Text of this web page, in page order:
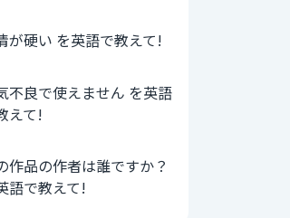
が硬い を英語で教えて!
不良で使えません を英語
えて!
作品の作者は誰ですか？
語で教えて!